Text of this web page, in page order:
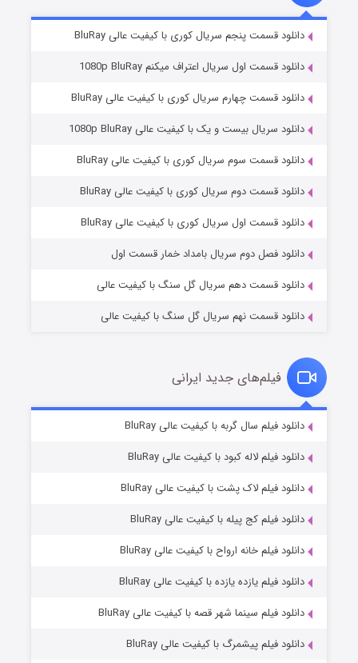
قسمت۵ (زیرنویس) منتشر شد
وستی ها
قسمت۱ (زیرنویس) منتشر شد
قسمت۶ (زیرنویس) منتشر شد
دانلود قسمت پنجم سریال کوری با کیفیت عالی BluRay
دانلود قسمت اول سریال اعتراف میکنم 1080p BluRay
دانلود قسمت چهارم سریال کوری با کیفیت عالی BluRay
دانلود سریال بیست و یک با کیفیت عالی 1080p BluRay
دانلود قسمت سوم سریال کوری با کیفیت عالی BluRay
دانلود قسمت دوم سریال کوری با کیفیت عالی BluRay
دانلود قسمت اول سریال کوری با کیفیت عالی BluRay
دانلود فصل دوم سریال بامداد خمار قسمت اول
دانلود قسمت دهم سریال گل سنگ با کیفیت عالی
دانلود قسمت نهم سریال گل سنگ با کیفیت عالی
فیلم‌های جدید ایرانی
دانلود فیلم سال گربه با کیفیت عالی BluRay
دانلود فیلم لاله کبود با کیفیت عالی BluRay
دانلود فیلم لاک پشت با کیفیت عالی BluRay
دانلود فیلم کج‌ پیله با کیفیت عالی BluRay
دانلود فیلم خانه ارواح با کیفیت عالی BluRay
دانلود فیلم یازده یازده با کیفیت عالی BluRay
دانلود فیلم سینما شهر قصه با کیفیت عالی BluRay
دانلود فیلم پیشمرگ با کیفیت عالی BluRay